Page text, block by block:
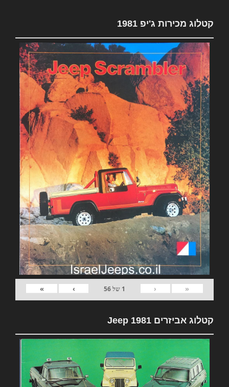
קטלוג מכירות ג'יפ 1981
«
‹
1 של56
›
»
קטלוג אביזרים 1981 Jeep